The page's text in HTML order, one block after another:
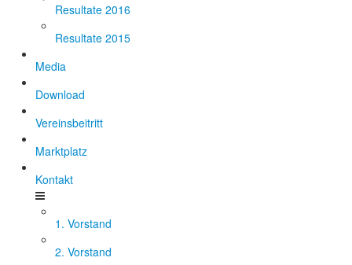
Resultate 2016
Resultate 2015
Media
Download
Vereinsbeitritt
Marktplatz
Kontakt
1. Vorstand
2. Vorstand